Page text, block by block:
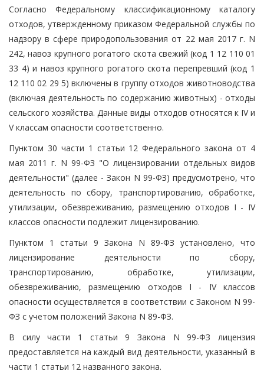
Согласно Федеральному классификационному каталогу
отходов, утвержденному приказом Федеральной службы по
надзору в сфере природопользования от 22 мая 2017 г. N
242, навоз крупного рогатого скота свежий (код 1 12 110 01
33 4) и навоз крупного рогатого скота перепревший (код 1
12 110 02 29 5) включены в группу отходов животноводства
(включая деятельность по содержанию животных) - отходы
сельского хозяйства. Данные виды отходов относятся к IV и
V классам опасности соответственно.
Пунктом 30 части 1 статьи 12 Федерального закона от 4
мая 2011 г. N 99-ФЗ "О лицензировании отдельных видов
деятельности" (далее - Закон N 99-ФЗ) предусмотрено, что
деятельность по сбору, транспортированию, обработке,
утилизации, обезвреживанию, размещению отходов I - IV
классов опасности подлежит лицензированию.
Пунктом 1 статьи 9 Закона N 89-ФЗ установлено, что
лицензирование деятельности по сбору,
транспортированию, обработке, утилизации,
обезвреживанию, размещению отходов I - IV классов
опасности осуществляется в соответствии с Законом N 99-
ФЗ с учетом положений Закона N 89-ФЗ.
В силу части 1 статьи 9 Закона N 99-ФЗ лицензия
предоставляется на каждый вид деятельности, указанный в
части 1 статьи 12 названного закона.